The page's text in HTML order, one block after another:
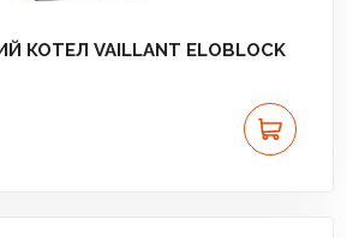
КОТЕЛ VAILLANT ELOBLOCK